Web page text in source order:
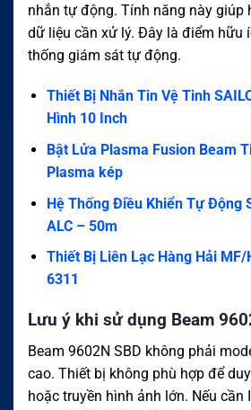
nhắn tự động. Tính năng này giúp
dữ liệu cần xử lý. Đây là điểm hữu
thống giám sát tự động.
Thiết Bị Nhắn Tin Vệ Tinh
Hình 10 Inch
Bật Lửa Plasma Fusion Beam
Plasma kép
Hệ Thống Điều Khiển Tự Động
ALC – 50m
Thiết Bị Liên Lạc Hàng Hải MF/
6311
Lưu ý khi sử dụng Beam
Beam 9602N SBD không phải
cao. Thiết bị không phù hợp để
hoặc truyền hình ảnh lớn. Nếu cần